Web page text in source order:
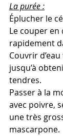
La purée :
Éplucher le
Le couper en
rapidement
Couvrir
jusqu’à
tendres.
Passer à la
avec poivre,
une très
mascarpone.